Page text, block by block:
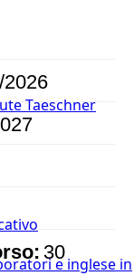
Taeschner
e inglese in
30